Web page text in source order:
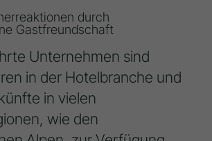
durch
Gastfreundschaft
Unternehmen sind
in der Hotelbranche und
in vielen
wie den